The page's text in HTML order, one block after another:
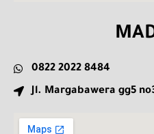
0822 2022 8484
Jl. Margabawera gg5